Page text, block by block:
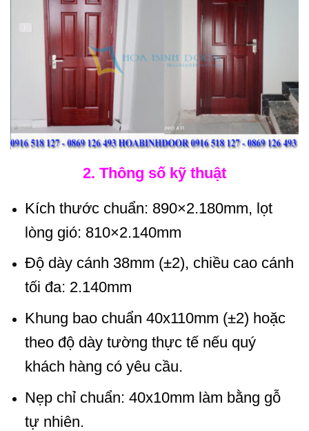
2. Thông số kỹ thuật
Kích thước chuẩn: 890×2.180mm, lọt
lòng gió: 810×2.140mm
Độ dày cánh 38mm (±2), chiều cao cánh
tối đa: 2.140mm
Khung bao chuẩn 40x110mm (±2) hoặc
theo độ dày tường thực tế nếu quý
khách hàng có yêu cầu.
Nẹp chỉ chuẩn: 40x10mm làm bằng gỗ
tự nhiên.